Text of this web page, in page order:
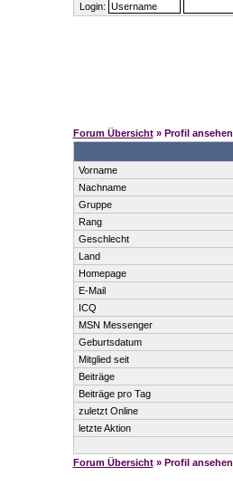
Login:
Forum Übersicht» Profil ansehen
Vorname
Nachname
Gruppe
Rang
Geschlecht
Land
Homepage
E-Mail
ICQ
MSN Messenger
Geburtsdatum
Mitglied seit
Beiträge
Beiträge pro Tag
zuletzt Online
letzte Aktion
Forum Übersicht» Profil ansehen